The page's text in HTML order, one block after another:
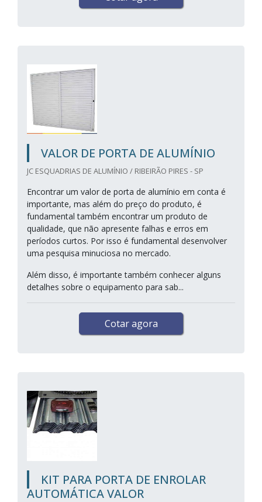
VALOR DE PORTA DE ALUMÍNIO
JC ESQUADRIAS DE ALUMÍNIO / RIBEIRÃO PIRES - SP
Encontrar um valor de porta de alumínio em conta é
importante, mas além do preço do produto, é
fundamental também encontrar um produto de
qualidade, que não apresente falhas e erros em
períodos curtos. Por isso é fundamental desenvolver
uma pesquisa minuciosa no mercado.
Além disso, é importante também conhecer alguns
detalhes sobre o equipamento para sab...
Cotar agora
KIT PARA PORTA DE ENROLAR
AUTOMÁTICA VALOR